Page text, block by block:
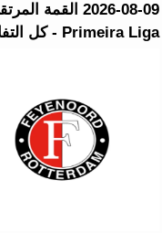
Primeira Liga - كل التفاصيل